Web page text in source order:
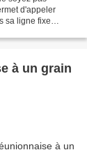
d'appeler
sa ligne fixe
à un grain